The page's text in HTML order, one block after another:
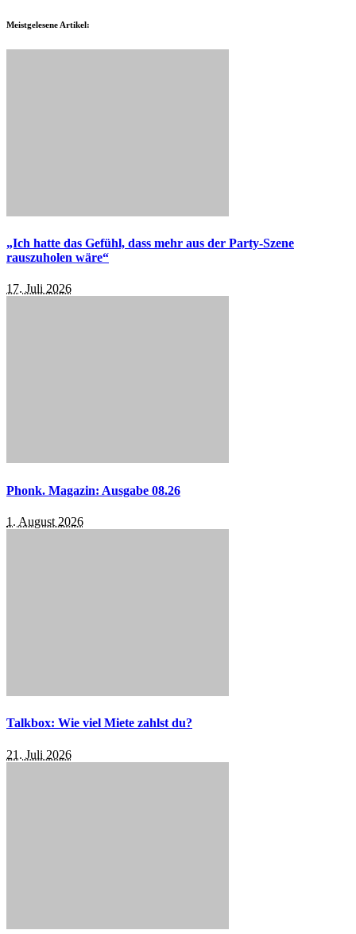
Meistgelesene Artikel:
„Ich hatte das Gefühl, dass mehr aus der Party-Szene
rauszuholen wäre“
17. Juli 2026
Phonk. Magazin: Ausgabe 08.26
1. August 2026
Talkbox: Wie viel Miete zahlst du?
21. Juli 2026